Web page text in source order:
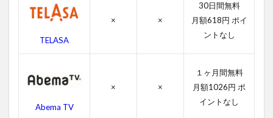
ン
ド
品
報
ネバ
TELASA
× ×
30日間無料
月額618円 ポイ
ントなし
Abema TV
× ×
１ヶ月間無料
月額1026円 ポ
イントなし